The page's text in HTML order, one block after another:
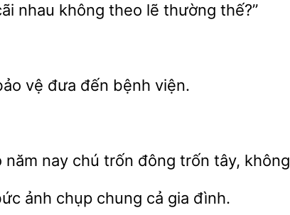
nhau không lẽ thường thế?”
vệ đưa đến bệnh viện.
năm nay chú trốn đông trốn tây, không
chụp chung cả gia đình.